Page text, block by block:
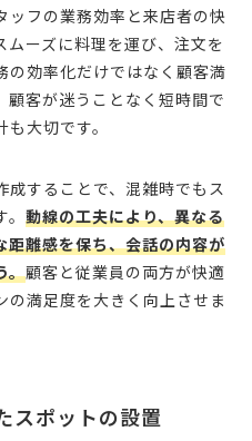
ッフの業務効率と来店者の快
ーズに料理を運び、注文を
の効率化だけではなく顧客満
顧客が迷うことなく短時間で
大切です。
成することで、混雑時でもス
動線の工夫により、異なる
距離感を保ち、会話の内容が
。顧客と従業員の両方が快適
の満足度を大きく向上させま
スポットの設置